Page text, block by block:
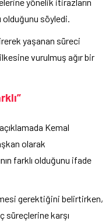
söyledi.
yaşanan süreci
vurulmuş ağır bir
Kemal
olarak
farklı olduğunu ifade
gerektiğini belirtirken,
süreçlerine karşı